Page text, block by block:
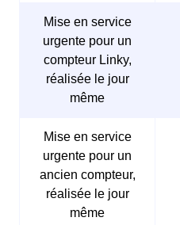
Mise en service
urgente pour un
compteur Linky,
réalisée le jour
même
Mise en service
urgente pour un
ancien compteur,
réalisée le jour
même